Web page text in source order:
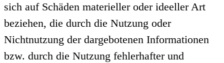
sich auf Schäden materieller oder ideeller Art
beziehen, die durch die Nutzung oder
Nichtnutzung der dargebotenen Informationen
bzw. durch die Nutzung fehlerhafter und